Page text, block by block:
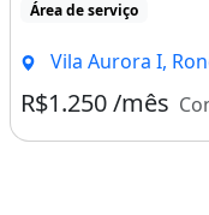
Área de serviço
Vila Aurora I,
R$1.250 /mês